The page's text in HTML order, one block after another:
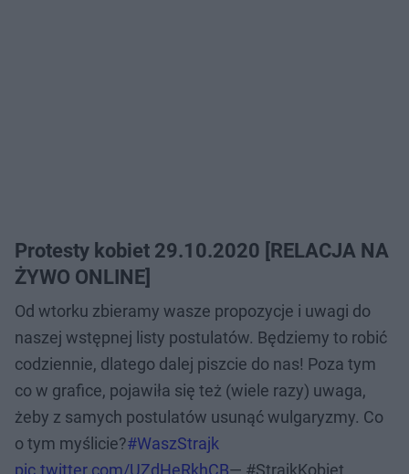
Protesty kobiet 29.10.2020 [RELACJA NA
ŻYWO ONLINE]
Od wtorku zbieramy wasze propozycje i uwagi do
naszej wstępnej listy postulatów. Będziemy to robić
codziennie, dlatego dalej piszcie do nas! Poza tym
co w grafice, pojawiła się też (wiele razy) uwaga,
żeby z samych postulatów usunąć wulgaryzmy. Co
o tym myślicie?#WaszStrajk
pic.twitter.com/UZdHeRkhCB— #StrajkKobiet